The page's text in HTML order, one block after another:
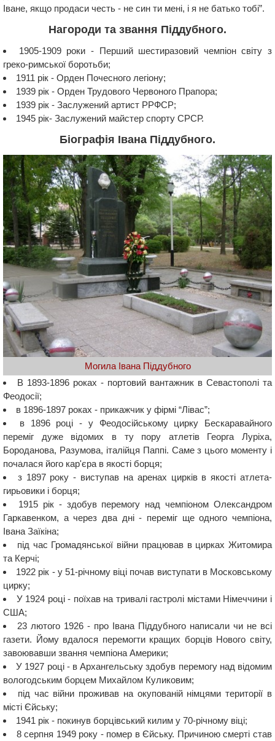
Іване, якщо продаси честь - не син ти мені, і я не батько тобі”.
Нагороди та звання Піддубного.
1905-1909 роки - Перший шестиразовий чемпіон світу з
греко-римської боротьби;
1911 рік - Орден Почесного легіону;
1939 рік - Орден Трудового Червоного Прапора;
1939 рік - Заслужений артист РРФСР;
1945 рік- Заслужений майстер спорту СРСР.
Біографія Івана Піддубного.
Могила Івана Піддубного
В 1893-1896 роках - портовий вантажник в Севастополі та
Феодосії;
в 1896-1897 роках - прикажчик у фірмі “Лівас”;
в 1896 році - у Феодосійському цирку Бескаравайного
переміг дуже відомих в ту пору атлетів Георга Луріха,
Бороданова, Разумова, італійця Паппі. Саме з цього моменту і
почалася його кар'єра в якості борця;
з 1897 року - виступав на аренах цирків в якості атлета-
гирьовики і борця;
1915 рік - здобув перемогу над чемпіоном Олександром
Гаркавенком, а через два дні - переміг ще одного чемпіона,
Івана Заїкіна;
під час Громадянської війни працював в цирках Житомира
та Керчі;
1922 рік - у 51-річному віці почав виступати в Московському
цирку;
У 1924 році - поїхав на тривалі гастролі містами Німеччини і
США;
23 лютого 1926 - про Івана Піддубного написали чи не всі
газети. Йому вдалося перемогти кращих борців Нового світу,
завоювавши звання чемпіона Америки;
У 1927 році - в Архангельську здобув перемогу над відомим
вологодським борцем Михайлом Куликовим;
під час війни проживав на окупованій німцями території в
місті Єйську;
1941 рік - покинув борцівський килим у 70-річному віці;
8 серпня 1949 року - помер в Єйську. Причиною смерті став